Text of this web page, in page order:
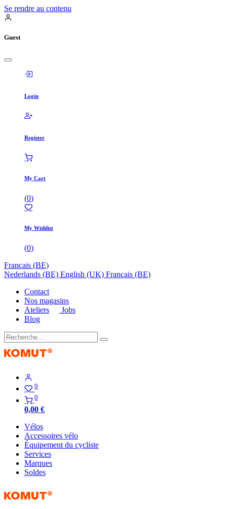
Se rendre au contenu
Guest
Login
Register
My Cart
(0)
My Wishlist
(0)
Français (BE)
Nederlands (BE) English (UK) Français (BE)
Contact
Nos magasins
Ateliers
Jobs
Blog
0
0
0,00 €
Vélos
Accessoires vélo
Équipement du cycliste
Services
Marques
Soldes